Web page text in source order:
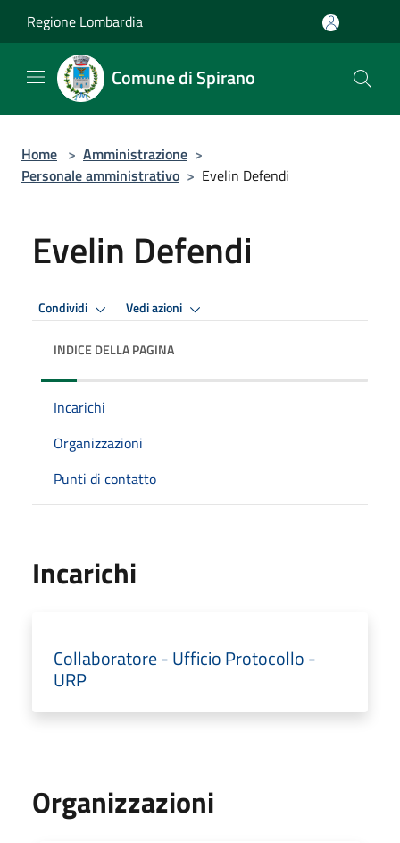
Regione Lombardia
Comune di Spirano
Home > Amministrazione >
Personale amministrativo > Evelin Defendi
Evelin Defendi
Condividi Vedi azioni
INDICE DELLA PAGINA
Incarichi
Organizzazioni
Punti di contatto
Incarichi
Collaboratore - Ufficio Protocollo -
URP
Organizzazioni